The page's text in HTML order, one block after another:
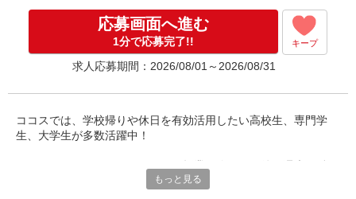
土日祝は1時間当たり＋100円
早朝手当（5:00〜8:00）時給＋100円
応募画面へ進む
1分で応募完了!! キープ
求人応募期間：2026/08/01～2026/08/31
ココスでは、学校帰りや休日を有効活用したい高校生、専門学
生、大学生が多数活躍中！
て、学業とアルバイトを無理なく両立できます。
もっと見る